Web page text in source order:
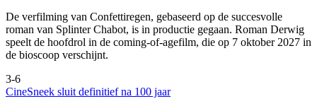
De verfilming van Confettiregen, gebaseerd op de succesvolle
roman van Splinter Chabot, is in productie gegaan. Roman Derwig
speelt de hoofdrol in de coming-of-agefilm, die op 7 oktober 2027 in
de bioscoop verschijnt.
3-6
CineSneek sluit definitief na 100 jaar